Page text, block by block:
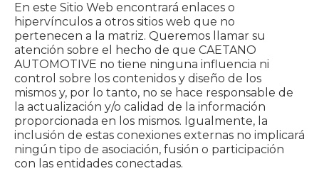
En este Sitio Web encontrará enlaces o
hipervínculos a otros sitios web que no
pertenecen a la matriz. Queremos llamar su
atención sobre el hecho de que CAETANO
AUTOMOTIVE no tiene ninguna influencia ni
control sobre los contenidos y diseño de los
mismos y, por lo tanto, no se hace responsable de
la actualización y/o calidad de la información
proporcionada en los mismos. Igualmente, la
inclusión de estas conexiones externas no implicará
ningún tipo de asociación, fusión o participación
con las entidades conectadas.